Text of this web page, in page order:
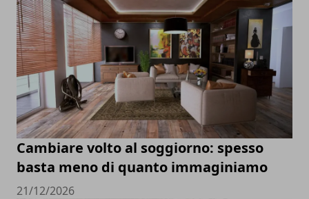
Cambiare volto al soggiorno: spesso
basta meno di quanto immaginiamo
21/12/2026